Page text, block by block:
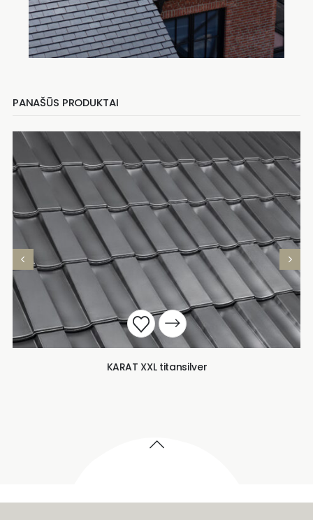
PANAŠŪS PRODUKTAI
KARAT XXL titansilver